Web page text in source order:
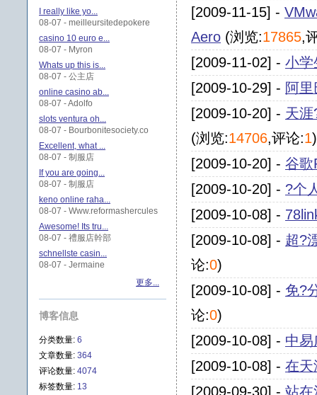
[2009-11-15] -
Aero (浏览:17865,
[2009-11-02] - 小学
[2009-10-29] - 阿
[2009-10-20] - 天
(浏览:14706,评论:1)
[2009-10-20] - 谷歌
[2009-10-20] - ?个
[2009-10-08] -
[2009-10-08] - 超?
论:0)
[2009-10-08] - 免?
论:0)
[2009-10-08] - 中
[2009-10-08] - 在天
[2009-09-30] - 站在
I really like yo...
08-07 - meilleursitedepokere
casino 10 euro e...
08-07 - Myron
Whats up this is...
08-07 - 公主店
online casino ab...
08-07 - Adolfo
slots ventura oh...
08-07 - Bourbonitesociety.co
Excellent, what ...
08-07 - 制服店
If you are going...
08-07 - 制服店
keno online raha...
08-07 - Www.reformashercules
Awesome! Its tru...
08-07 - 禮服店幹部
schnellste casin...
08-07 - Jermaine
更多...
博客信息
分类数量: 6
文章数量: 364
评论数量: 4074
标签数量: 13